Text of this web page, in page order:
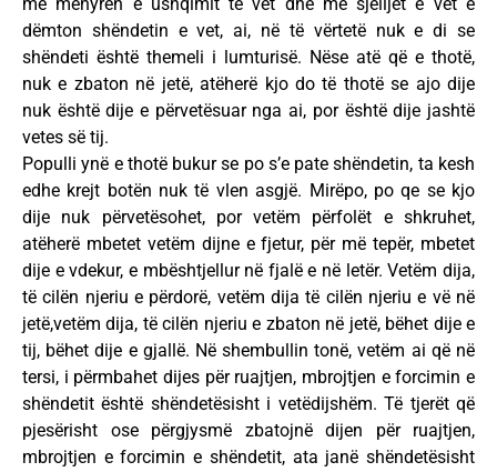
me mënyrën e ushqimit të vet dhe me sjelljet e vet e
dëmton shëndetin e vet, ai, në të vërtetë nuk e di se
shëndeti është themeli i lumturisë. Nëse atë që e thotë,
nuk e zbaton në jetë, atëherë kjo do të thotë se ajo dije
nuk është dije e përvetësuar nga ai, por është dije jashtë
vetes së tij.
Populli ynë e thotë bukur se po s’e pate shëndetin, ta kesh
edhe krejt botën nuk të vlen asgjë. Mirëpo, po qe se kjo
dije nuk përvetësohet, por vetëm përfolët e shkruhet,
atëherë mbetet vetëm dijne e fjetur, për më tepër, mbetet
dije e vdekur, e mbështjellur në fjalë e në letër. Vetëm dija,
të cilën njeriu e përdorë, vetëm dija të cilën njeriu e vë në
jetë,vetëm dija, të cilën njeriu e zbaton në jetë, bëhet dije e
tij, bëhet dije e gjallë. Në shembullin tonë, vetëm ai që në
tersi, i përmbahet dijes për ruajtjen, mbrojtjen e forcimin e
shëndetit është shëndetësisht i vetëdijshëm. Të tjerët që
pjesërisht ose përgjysmë zbatojnë dijen për ruajtjen,
mbrojtjen e forcimin e shëndetit, ata janë shëndetësisht